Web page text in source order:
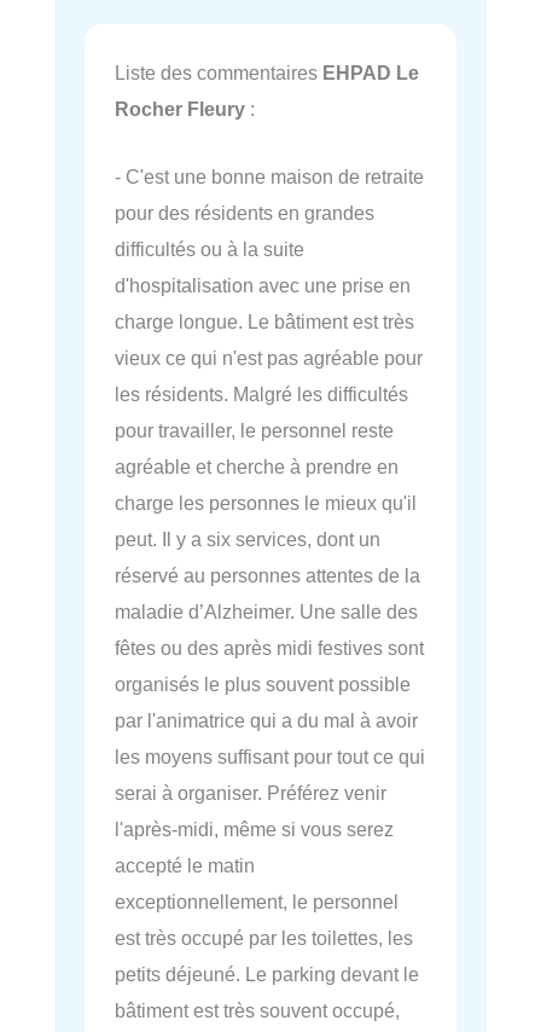
Liste des commentaires EHPAD Le
Rocher Fleury :
- C'est une bonne maison de retraite
pour des résidents en grandes
difficultés ou à la suite
d'hospitalisation avec une prise en
charge longue. Le bâtiment est très
vieux ce qui n'est pas agréable pour
les résidents. Malgré les difficultés
pour travailler, le personnel reste
agréable et cherche à prendre en
charge les personnes le mieux qu'il
peut. Il y a six services, dont un
réservé au personnes attentes de la
maladie d’Alzheimer. Une salle des
fêtes ou des après midi festives sont
organisés le plus souvent possible
par l'animatrice qui a du mal à avoir
les moyens suffisant pour tout ce qui
serai à organiser. Préférez venir
l'après-midi, même si vous serez
accepté le matin
exceptionnellement, le personnel
est très occupé par les toilettes, les
petits déjeuné. Le parking devant le
bâtiment est très souvent occupé,